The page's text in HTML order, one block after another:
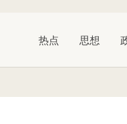
热点 思想